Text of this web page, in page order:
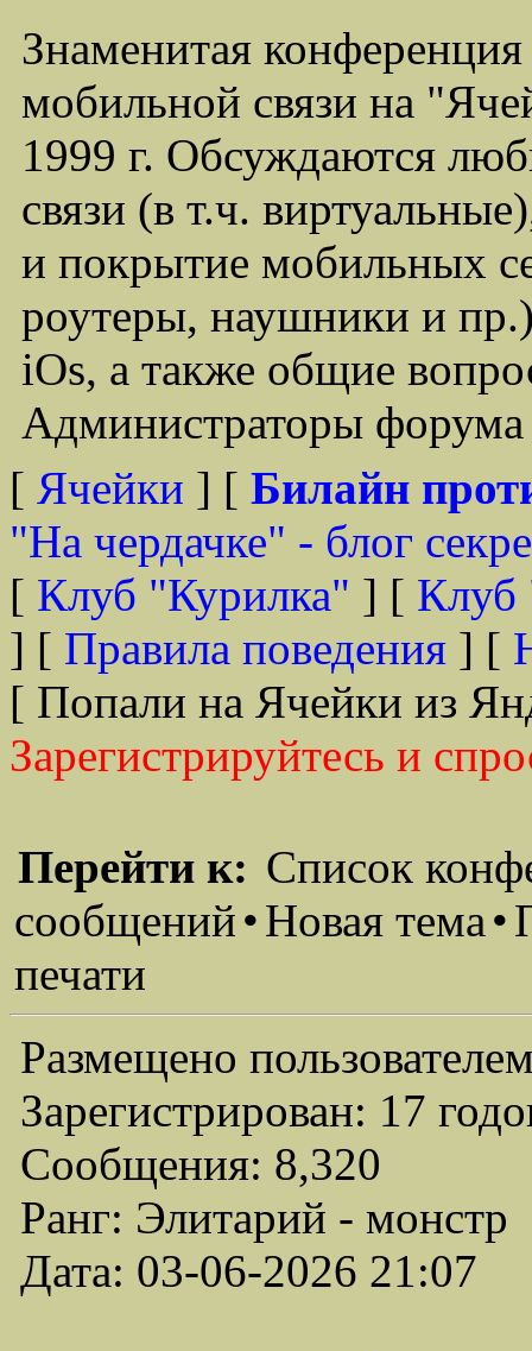
Знаменитая
мобильной связи на
1999 г. Обсуждаются
связи (в т.ч.
и покрытие мобильных
роутеры, наушники и
iOs, а также общие
Администраторы
[ Ячейки ] [ Билайн
"На чердачке" - блог
[ Клуб "Курилка" ] [ Клуб
] [ Правила поведения ] [
[ Попали на Ячейки из
Зарегистрируйтесь и
Перейти к: Список
сообщений•Новая тема•
печати
Размещено
Зарегистрирован: 17
Сообщения: 8,320
Ранг: Элитарий - монстр
Дата: 03-06-2026 21:07